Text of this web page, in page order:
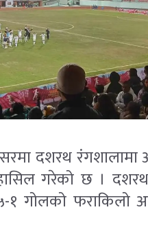
दशरथ रंगशालामा
गरेको छ । दशरथ
१ गोलको फराकिलो